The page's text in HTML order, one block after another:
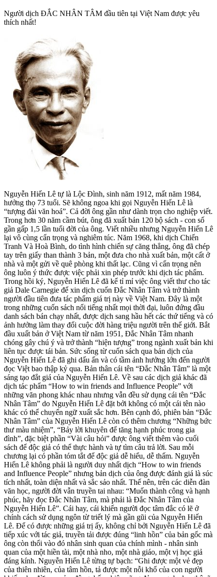
Người dịch ĐẮC NHÂN TÂM đầu tiên tại Việt Nam được yêu
thích nhất!
Nguyễn Hiến Lê tự là Lộc Đình, sinh năm 1912, mất năm 1984,
hưởng thọ 73 tuổi. Sẽ không ngoa khi gọi Nguyễn Hiến Lê là
“tượng đài văn hoá”. Cả đời ông gần như dành trọn cho nghiệp viết.
Trong hơn 30 năm cầm bút, ông đã xuất bản 120 bộ sách - con số
gần gấp 1,5 lần tuổi đời của ông. Viết nhiều nhưng Nguyễn Hiến Lê
lại vô cùng cẩn trọng và nghiêm túc. Năm 1968, khi dịch Chiến
Tranh Và Hoà Bình, do tình hình chiến sự căng thẳng, ông đã chép
tay trên giấy than thành 3 bản, một đưa cho nhà xuất bản, một cất ở
nhà và một gửi về quê phòng khi thất lạc. Cũng vì cẩn trọng nên
ông luôn ý thức được việc phải xin phép trước khi dịch tác phẩm.
Trong hồi ký, Nguyễn Hiến Lê đã kể tỉ mỉ việc ông viết thư cho tác
giả Dale Carnegie để xin dịch cuốn Đắc Nhân Tâm và trở thành
người đầu tiên đưa tác phẩm giá trị này về Việt Nam. Đây là một
trong những cuốn sách nổi tiếng nhất mọi thời đại, luôn đứng đầu
danh sách bán chạy nhất, được dịch sang hầu hết các thứ tiếng và có
ảnh hưởng làm thay đổi cuộc đời hàng triệu người trên thế giới. Bắt
đầu xuất bản ở Việt Nam từ năm 1951, Đắc Nhân Tâm nhanh
chóng gây chú ý và trở thành “hiện tượng” trong ngành xuất bản khi
liên tục được tái bản. Sức sống từ cuốn sách qua bản dịch của
Nguyễn Hiến Lê đã ghi dấu ấn và có tầm ảnh hưởng lớn đến người
đọc Việt bao thập kỷ qua. Bản thân cái tên “Đắc Nhân Tâm” là một
sáng tạo đắt giá của Nguyễn Hiến Lê. Về sau các dịch giả khác đã
dịch tác phẩm “How to win friends and Influence People” với
những văn phong khác nhau nhưng vẫn đều sử dụng cái tên “Đắc
Nhân Tâm” do Nguyễn Hiến Lê đặt bởi không có một cái tên nào
khác có thể chuyển ngữ xuất sắc hơn. Bên cạnh đó, phiên bản “Đắc
Nhân Tâm” của Nguyễn Hiến Lê còn có thêm chương “Những bức
thư màu nhiệm”, “Bảy lời khuyên để tăng hạnh phúc trong gia
đình”, đặc biệt phần “Vài câu hỏi” được ông viết thêm vào cuối
sách để độc giả có thể thực hành và tự tìm câu trả lời. Sau mỗi
chương lại có phần tóm tắt để độc giả dễ hiểu, dễ thấm. Nguyễn
Hiến Lê không phải là người duy nhất dịch “How to win friends
and Influence People” nhưng bản dịch của ông được đánh giá là súc
tích nhất, toàn diện nhất và sắc sảo nhất. Thế nên, trên các diễn đàn
văn học, người đời vẫn truyền tai nhau: “Muốn thành công và hạnh
phúc, hãy đọc Đắc Nhân Tâm, mà phải là Đắc Nhân Tâm của
Nguyễn Hiến Lê”. Cái hay, cái khiến người đọc tâm đắc có lẽ ở
chính cách sử dụng ngôn từ triết lý mà gần gũi của Nguyễn Hiến
Lê. Để có được những giá trị ấy, không chỉ bởi Nguyễn Hiến Lê đã
tiếp xúc với tác giả, truyền tải được đúng “linh hồn” của bản gốc mà
ông còn thổi vào đó nhân sinh quan của chính mình - nhân sinh
quan của một hiền tài, một nhà nho, một nhà giáo, một vị học giả
đáng kính. Nguyễn Hiến Lê từng tự bạch: “Ghi được một vẻ đẹp
của thiên nhiên, của tâm hồn, tả được một nỗi khổ của con người